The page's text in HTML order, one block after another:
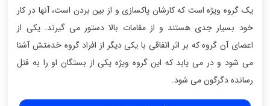
یک گروه ویژه است که کارشان پاکسازی و از بین بردن است، آنها در کار
خود بسیار جدی هستند و از مقامات بالا دستور می گیرند. یکی از
اعضای آن گروه که بر اثر اتفاقی با یکی دیگر از افراد گروه خدمتش آشنا
می شود و در می یابد که این گروه ویژه یکی از بستگان او را به قتل
رسانده دگرگون می شود.